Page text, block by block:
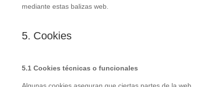
mediante estas balizas web.
5. Cookies
5.1 Cookies técnicas o funcionales